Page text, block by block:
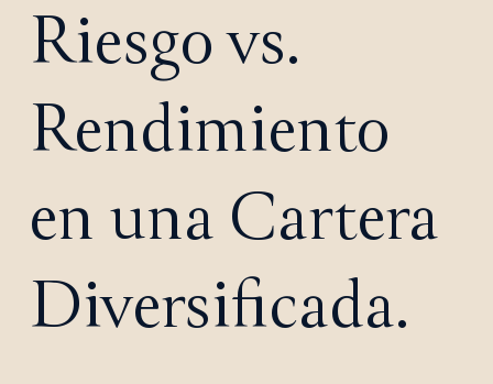
Riesgo vs.
Rendimiento
en una Cartera
Diversificada.